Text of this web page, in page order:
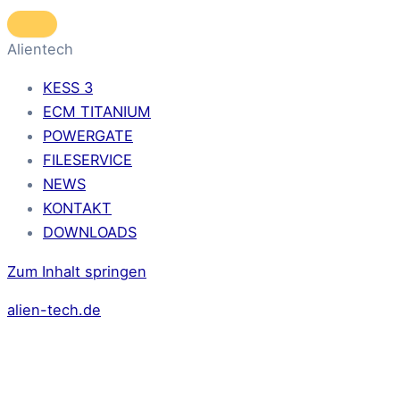
Alientech
KESS 3
ECM TITANIUM
POWERGATE
FILESERVICE
NEWS
KONTAKT
DOWNLOADS
Zum Inhalt springen
alien-tech.de